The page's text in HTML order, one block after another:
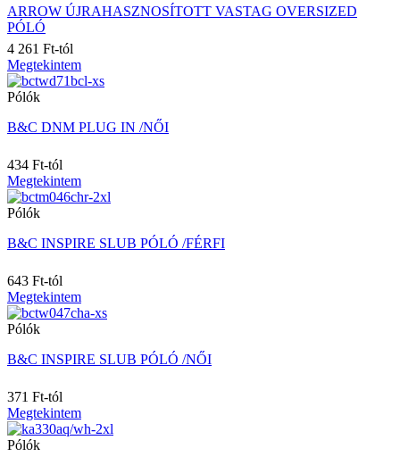
18-L
18-S
18/23M
18/24M
2/4
22
24
24M
28
28-L
2T (S)
2XL/4XL
3/4
ARROW ÚJRAHASZNOSÍTOTT VASTAG OVERSIZED
PÓLÓ
4 261 Ft-tól
Megtekintem
Pólók
B&C DNM PLUG IN /NŐI
434 Ft-tól
Megtekintem
Pólók
B&C INSPIRE SLUB PÓLÓ /FÉRFI
643 Ft-tól
Megtekintem
Pólók
B&C INSPIRE SLUB PÓLÓ /NŐI
371 Ft-tól
Megtekintem
Pólók